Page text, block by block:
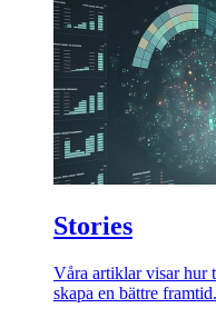
Stories
Våra artiklar visar hur
skapa en bättre